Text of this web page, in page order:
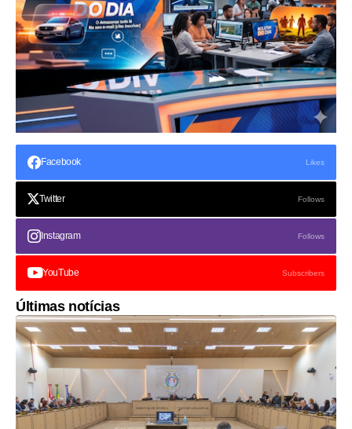
Facebook Likes
Twitter Follows
Instagram Follows
YouTube Subscribers
Últimas notícias